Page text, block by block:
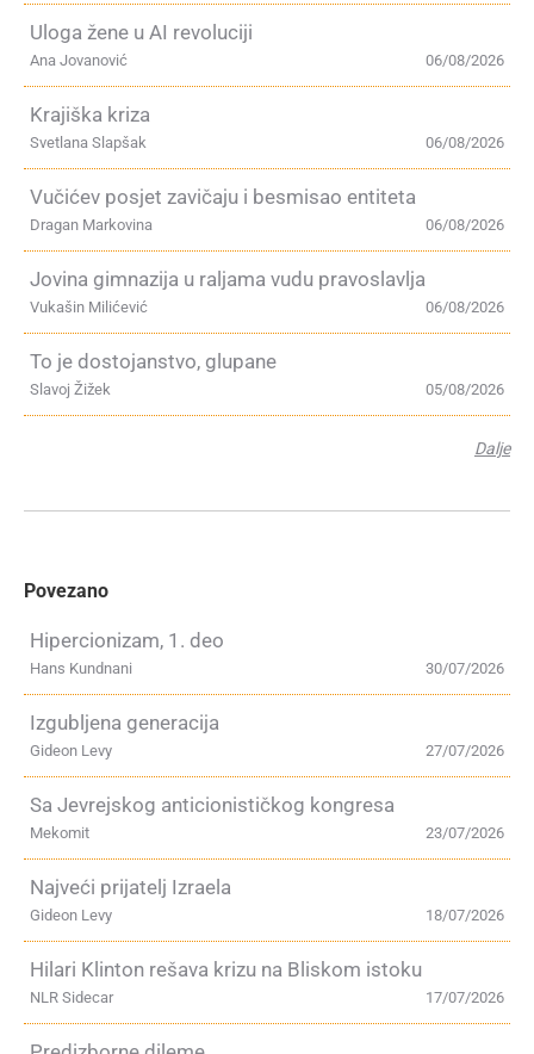
Uloga žene u AI revoluciji
06/08/2026
Ana Jovanović
Krajiška kriza
06/08/2026
Svetlana Slapšak
Vučićev posjet zavičaju i besmisao entiteta
06/08/2026
Dragan Markovina
Jovina gimnazija u raljama vudu pravoslavlja
06/08/2026
Vukašin Milićević
To je dostojanstvo, glupane
05/08/2026
Slavoj Žižek
Dalje
Povezano
Hipercionizam, 1. deo
30/07/2026
Hans Kundnani
Izgubljena generacija
27/07/2026
Gideon Levy
Sa Jevrejskog anticionističkog kongresa
23/07/2026
Mekomit
Najveći prijatelj Izraela
18/07/2026
Gideon Levy
Hilari Klinton rešava krizu na Bliskom istoku
17/07/2026
NLR Sidecar